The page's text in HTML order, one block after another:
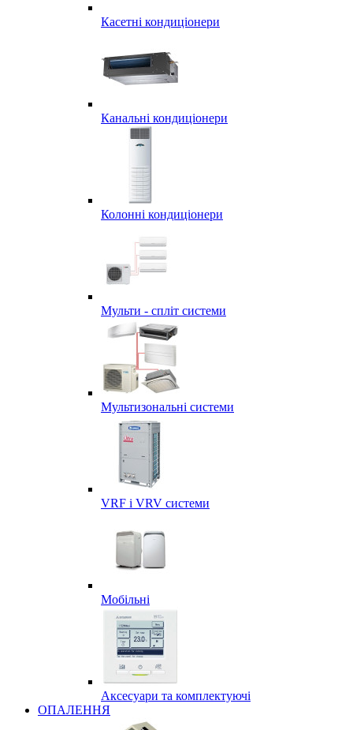
Касетні кондиціонери
Канальні кондиціонери
Колонні кондиціонери
Мульти - спліт системи
Мультизональні системи
VRF і VRV системи
Мобільні
Аксесуари та комплектуючі
ОПАЛЕННЯ